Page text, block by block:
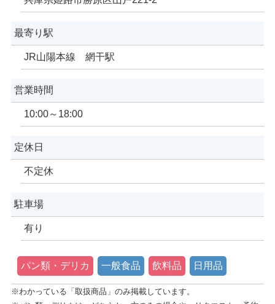
最寄り駅
JR山陽本線 網干駅
営業時間
10:00～18:00
定休日
不定休
駐車場
有り
パン類・デリカ 一般食品 飲料品 日用品
※わかっている「取扱商品」のみ掲載しています。